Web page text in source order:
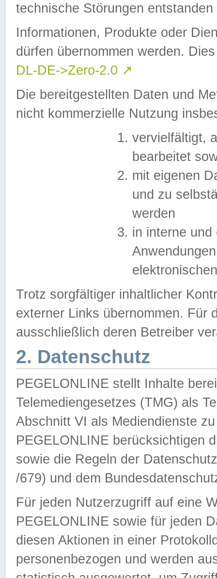
technische Störungen
Informationen, Produkte oder
dürfen übernommen werden.
DL-DE->Zero-2.0 ↗
Die bereitgestellten Daten und
nicht kommerzielle Nutzung
vervielfältigt,
bearbeitet
mit eigenen
und zu
werden
in interne
Trotz sorgfältiger inhaltlicher
externer Links übernommen. Für
ausschließlich deren Betreiber
2. Datenschutz
PEGELONLINE stellt Inhalte
Telemediengesetzes (TMG) als
Abschnitt VI als Mediendienste
PEGELONLINE berücksichtigen
sowie die Regeln der
/679) und dem
Für jeden Nutzerzugriff auf eine
PEGELONLINE sowie für jeden
diesen Aktionen in einer
personenbezogen und werden